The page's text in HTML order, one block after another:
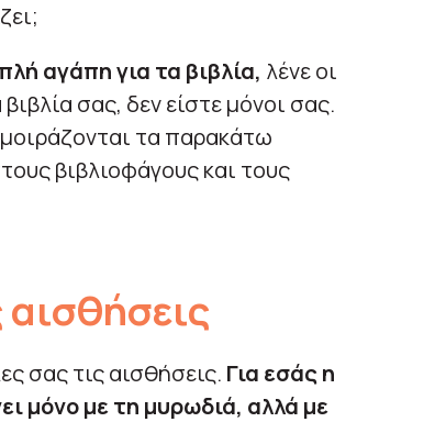
αγάπη για τα βιβλία, λένε οι
σας, δεν είστε μόνοι σας.
τα παρακάτω
βιβλιοφάγους και τους
αισθήσεις
σας τις αισθήσεις. Για εσάς η
μόνο με τη μυρωδιά, αλλά με